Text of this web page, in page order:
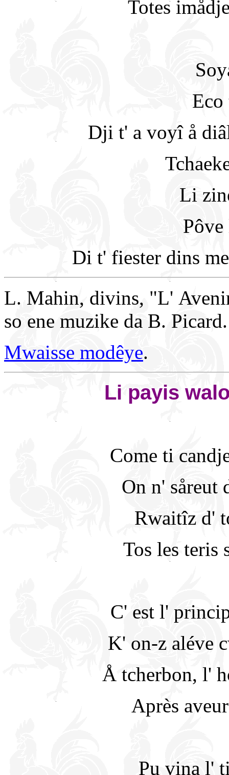
Totes
Eco
Dji t' a voyî å
Li
Di t' fiester dins
L. Mahin, divins, "L'
so ene muzike da B. Picard.
Mwaisse modêye.
Li payis
Come ti
On n' såreut
Rwaitîz d'
Tos les teris
C' est l'
K' on-z aléve
Å tcherbon, l'
Après
Pu vina l'